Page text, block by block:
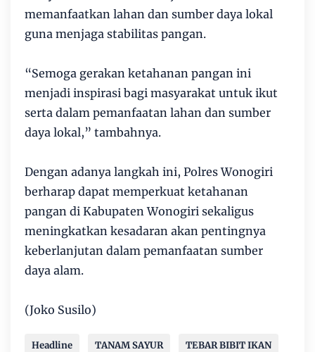
memanfaatkan lahan dan sumber daya lokal
guna menjaga stabilitas pangan.
“Semoga gerakan ketahanan pangan ini
menjadi inspirasi bagi masyarakat untuk ikut
serta dalam pemanfaatan lahan dan sumber
daya lokal,” tambahnya.
Dengan adanya langkah ini, Polres Wonogiri
berharap dapat memperkuat ketahanan
pangan di Kabupaten Wonogiri sekaligus
meningkatkan kesadaran akan pentingnya
keberlanjutan dalam pemanfaatan sumber
daya alam.
(Joko Susilo)
Headline TANAM SAYUR TEBAR BIBIT IKAN